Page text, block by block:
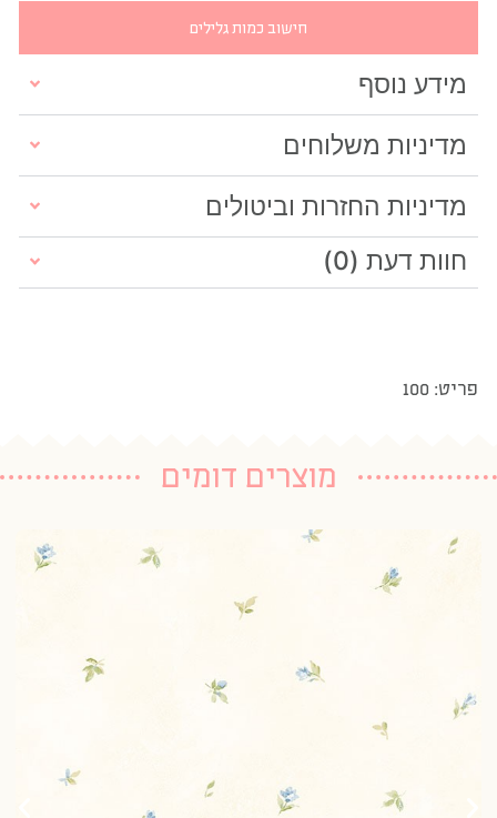
חישוב כמות גלילים
מידע נוסף
מדיניות משלוחים
מדיניות החזרות וביטולים
חוות דעת (0)
פריט: 100
מוצרים דומים